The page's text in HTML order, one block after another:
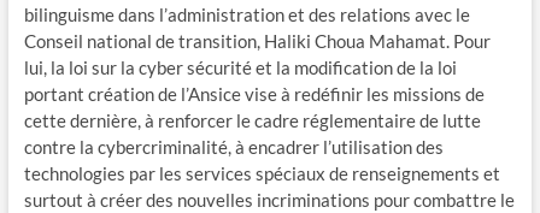
bilinguisme dans l’administration et des relations avec le
Conseil national de transition, Haliki Choua Mahamat. Pour
lui, la loi sur la cyber sécurité et la modification de la loi
portant création de l’Ansice vise à redéfinir les missions de
cette dernière, à renforcer le cadre réglementaire de lutte
contre la cybercriminalité, à encadrer l’utilisation des
technologies par les services spéciaux de renseignements et
surtout à créer des nouvelles incriminations pour combattre le